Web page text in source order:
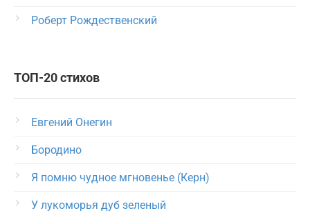
Роберт Рождественский
ТОП-20 стихов
Евгений Онегин
Бородино
Я помню чудное мгновенье (Керн)
У лукоморья дуб зеленый